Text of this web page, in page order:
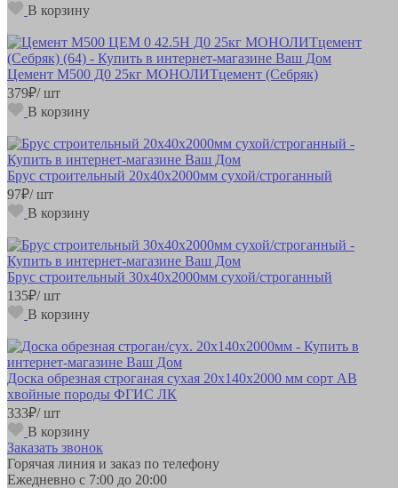
В корзину
Цемент М500 Д0 25кг МОНОЛИТцемент (Себряк)
379₽/ шт
В корзину
Брус строительный 20х40х2000мм сухой/строганный
97₽/ шт
В корзину
Брус строительный 30х40х2000мм сухой/строганный
135₽/ шт
В корзину
Доска обрезная строганая сухая 20х140х2000 мм сорт АВ
хвойные породы ФГИС ЛК
333₽/ шт
В корзину
Заказать звонок
Горячая линия и заказ по телефону
Ежедневно с 7:00 до 20:00